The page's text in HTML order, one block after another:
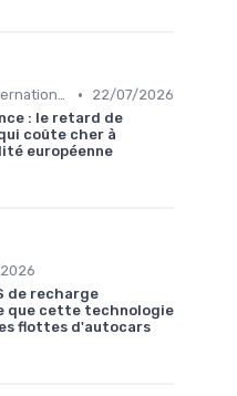
Régulations internationales •
22/07/2026
: le retard de
coûte cher à
européenne
de recharge
que cette technologie
flottes d'autocars